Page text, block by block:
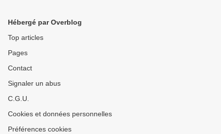
Hébergé par Overblog
Top articles
Pages
Contact
Signaler un abus
C.G.U.
Cookies et données personnelles
Préférences cookies